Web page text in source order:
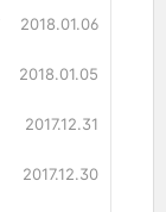
2018.01.06
2018.01.05
2017.12.31
2017.12.30